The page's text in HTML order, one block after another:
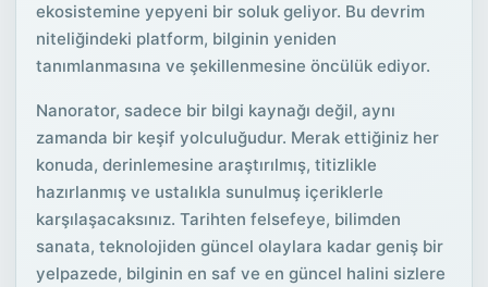
ekosistemine yepyeni bir soluk geliyor. Bu devrim
niteliğindeki platform, bilginin yeniden
tanımlanmasına ve şekillenmesine öncülük ediyor.
Nanorator, sadece bir bilgi kaynağı değil, aynı
zamanda bir keşif yolculuğudur. Merak ettiğiniz her
konuda, derinlemesine araştırılmış, titizlikle
hazırlanmış ve ustalıkla sunulmuş içeriklerle
karşılaşacaksınız. Tarihten felsefeye, bilimden
sanata, teknolojiden güncel olaylara kadar geniş bir
yelpazede, bilginin en saf ve en güncel halini sizlere